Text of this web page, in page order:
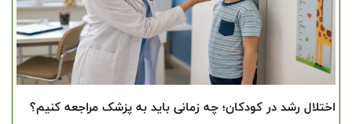
اختلال رشد در کودکان؛ چه زمانی باید به پزشک مراجعه کنیم؟